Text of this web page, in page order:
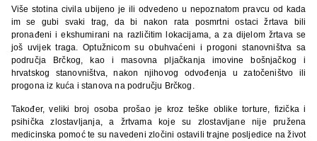
Više stotina civila ubijeno je ili odvedeno u nepoznatom pravcu od kada
im se gubi svaki trag, da bi nakon rata posmrtni ostaci žrtava bili
pronađeni i ekshumirani na različitim lokacijama, a za dijelom žrtava se
još uvijek traga. Optužnicom su obuhvaćeni i progoni stanovništva sa
područja Brčkog, kao i masovna pljačkanja imovine bošnjačkog i
hrvatskog stanovništva, nakon njihovog odvođenja u zatočeništvo ili
progona iz kuća i stanova na području Brčkog.
Također, veliki broj osoba prošao je kroz teške oblike torture, fizička i
psihička zlostavljanja, a žrtvama koje su zlostavljane nije pružena
medicinska pomoć te su navedeni zločini ostavili trajne posljedice na život